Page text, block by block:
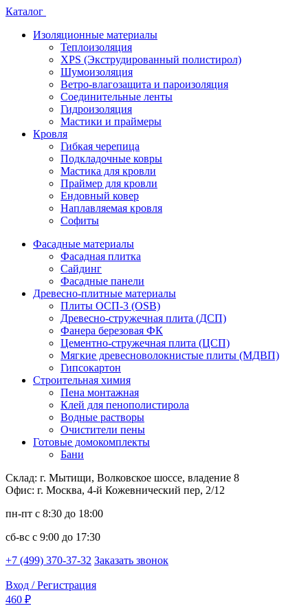
Каталог
Изоляционные материалы
Теплоизоляция
XPS (Экструдированный полистирол)
Шумоизоляция
Ветро-влагозащита и пароизоляция
Соединительные ленты
Гидроизоляция
Мастики и праймеры
Кровля
Гибкая черепица
Подкладочные ковры
Мастика для кровли
Праймер для кровли
Ендовный ковер
Наплавляемая кровля
Софиты
Фасадные материалы
Фасадная плитка
Сайдинг
Фасадные панели
Древесно-плитные материалы
Плиты ОСП-3 (OSB)
Древесно-стружечная плита (ДСП)
Фанера березовая ФК
Цементно-стружечная плита (ЦСП)
Мягкие древесноволокнистые плиты (МДВП)
Гипсокартон
Строительная химия
Пена монтажная
Клей для пенополистирола
Водные растворы
Очистители пены
Готовые домокомплекты
Бани
Склад: г. Мытищи, Волковское шоссе, владение 8
Офис: г. Москва, 4-й Кожевнический пер, 2/12
пн-пт с 8:30 до 18:00
сб-вс с 9:00 до 17:30
+7 (499) 370-37-32 Заказать звонок
Вход / Регистрация
460 ₽